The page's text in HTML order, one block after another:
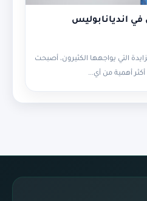
التي يواجهها الكثيرون، أصبحت
أهمية من أي...